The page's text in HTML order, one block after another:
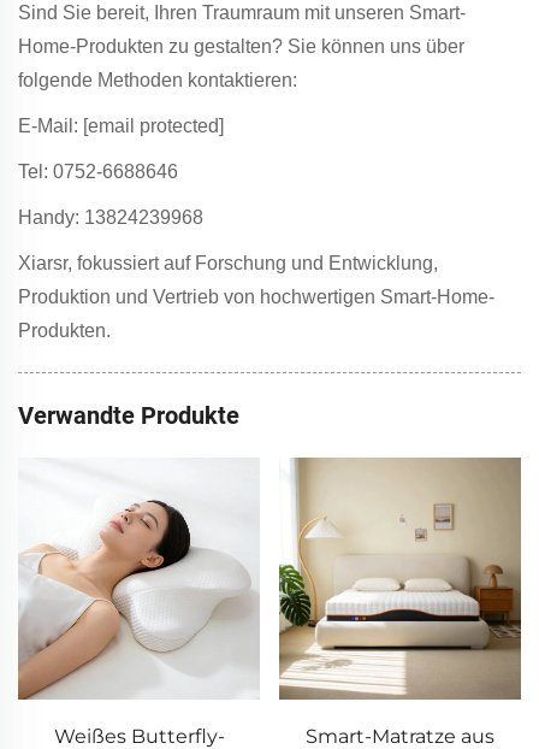
Sind Sie bereit, Ihren Traumraum mit unseren Smart-
Home-Produkten zu gestalten? Sie können uns über
folgende Methoden kontaktieren:
E-Mail: [email protected]
Tel: 0752-6688646
Handy: 13824239968
Xiarsr, fokussiert auf Forschung und Entwicklung,
Produktion und Vertrieb von hochwertigen Smart-Home-
Produkten.
Verwandte Produkte
Weißes Butterfly-
Smart-Matratze aus